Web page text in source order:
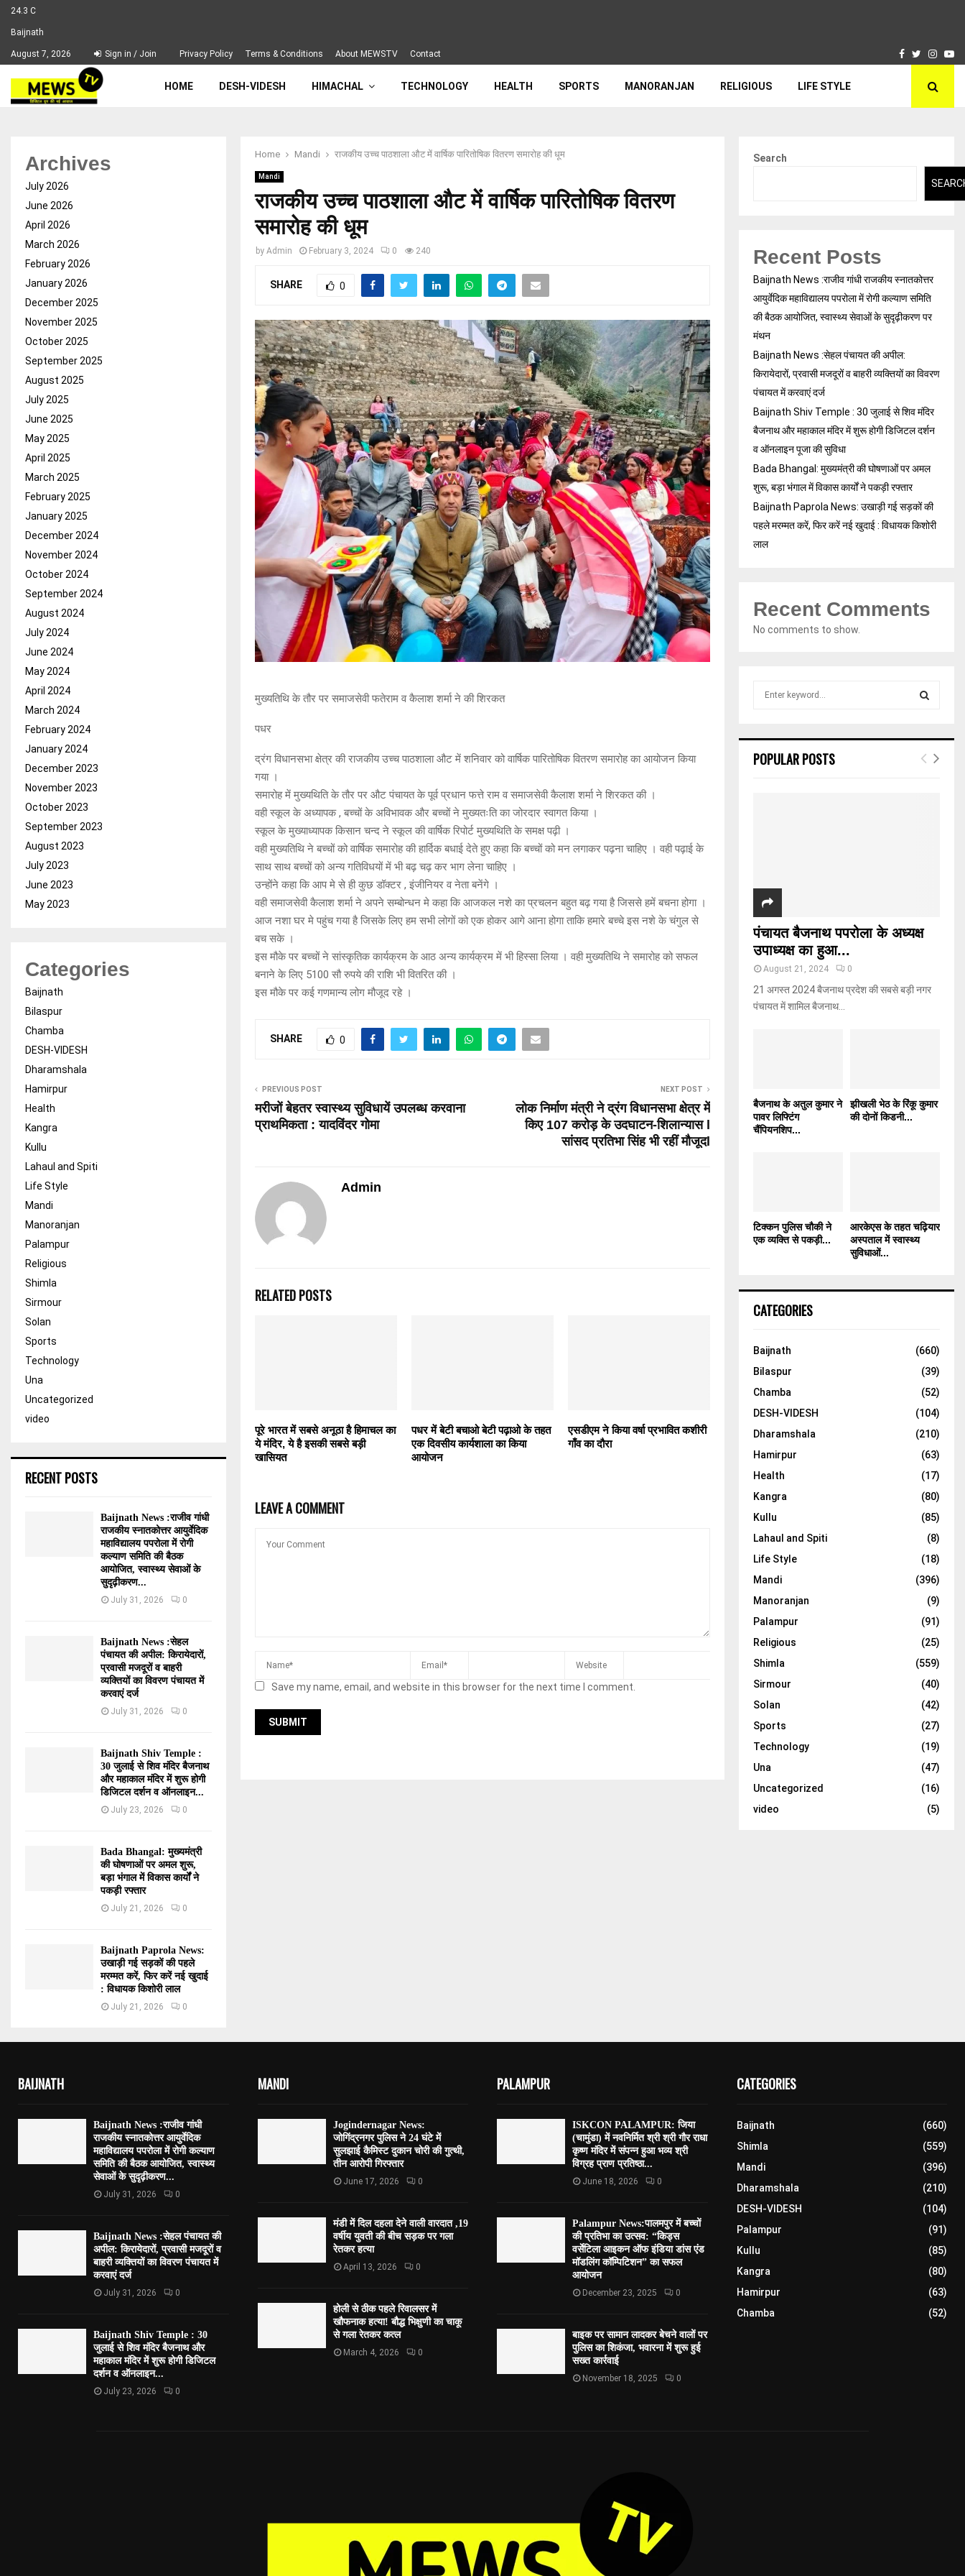
24.3 C
Baijnath
August 7, 2026 Sign in / Join Privacy Policy Terms & Conditions About MEWSTV Contact Facebook
Twitter
HOME DESH-VIDESH HIMACHAL TECHNOLOGY HEALTH SPORTS MANORANJAN RELIGIOUS LIFE STYLE
Home Mandi राजकीय उच्च पाठशाला औट में वार्षिक पारितोषिक वितरण समारोह की धूम
Mandi
राजकीय उच्च पाठशाला औट में वार्षिक पारितोषिक वितरण
समारोह की धूम
by Admin February 3, 2024 0 240
SHARE 0
मुख्यतिथि के तौर पर समाजसेवी फतेराम व कैलाश शर्मा ने की शिरकत
पधर
द्रंग विधानसभा क्षेत्र की राजकीय उच्च पाठशाला औट में शनिवार को वार्षिक पारितोषिक वितरण समारोह का आयोजन किया
गया ।
समारोह में मुख्यथिति के तौर पर औट पंचायत के पूर्व प्रधान फत्ते राम व समाजसेवी कैलाश शर्मा ने शिरकत की ।
वही स्कूल के अध्यापक , बच्चों के अविभावक और बच्चों ने मुख्यतःति का जोरदार स्वागत किया ।
स्कूल के मुख्याध्यापक किसान चन्द ने स्कूल की वार्षिक रिपोर्ट मुख्यथिति के समक्ष पढ़ी ।
वही मुख्यतिथि ने बच्चों को वार्षिक समारोह की हार्दिक बधाई देते हुए कहा कि बच्चों को मन लगाकर पढ़ना चाहिए । वही पढ़ाई के
साथ साथ बच्चों को अन्य गतिविधयों में भी बढ़ चढ़ कर भाग लेना चाहिए ।
उन्होंने कहा कि आप मे से ही कुछ डॉक्टर , इंजीनियर व नेता बनेंगे ।
वही समाजसेवी कैलाश शर्मा ने अपने सम्बोन्धन मे कहा कि आजकल नशे का प्रचलन बहुत बढ़ गया है जिससे हमें बचना होगा ।
आज नशा घर मे पहुंच गया है जिसके लिए हम सभी लोगों को एक होकर आगे आना होगा ताकि हमारे बच्चे इस नशे के चंगुल से
बच सके ।
इस मौके पर बच्चों ने सांस्कृतिक कार्यक्रम के आठ अन्य कार्यक्रम में भी हिस्सा लिया । वही मुख्यतिथि ने समारोह को सफल
बनाने के लिए 5100 सौ रुपये की राशि भी वितरित की ।
इस मौके पर कई गणमान्य लोग मौजूद रहे ।
SHARE 0
PREVIOUS POST
मरीजों बेहतर स्वास्थ्य सुविधायें उपलब्ध करवाना
प्राथमिकता : यादविंदर गोमा
NEXT POST
लोक निर्माण मंत्री ने द्रंग विधानसभा क्षेत्र में
किए 107 करोड़ के उदघाटन-शिलान्यास l
सांसद प्रतिभा सिंह भी रहीं मौजूदl
Admin
RELATED POSTS
पूरे भारत में सबसे अनूठा है हिमाचल का
ये मंदिर, ये है इसकी सबसे बड़ी
खासियत
पधर में बेटी बचाओ बेटी पढ़ाओ के तहत
एक दिवसीय कार्यशाला का किया
आयोजन
एसडीएम ने किया वर्षा प्रभावित कशीरी
गाँव का दौरा
LEAVE A COMMENT
Save my name, email, and website in this browser for the next time I comment.
Archives
July 2026
June 2026
April 2026
March 2026
February 2026
January 2026
December 2025
November 2025
October 2025
September 2025
August 2025
July 2025
June 2025
May 2025
April 2025
March 2025
February 2025
January 2025
December 2024
November 2024
October 2024
September 2024
August 2024
July 2024
June 2024
May 2024
April 2024
March 2024
February 2024
January 2024
December 2023
November 2023
October 2023
September 2023
August 2023
July 2023
June 2023
May 2023
Categories
Baijnath
Bilaspur
Chamba
DESH-VIDESH
Dharamshala
Hamirpur
Health
Kangra
Kullu
Lahaul and Spiti
Life Style
Mandi
Manoranjan
Palampur
Religious
Shimla
Sirmour
Solan
Sports
Technology
Una
Uncategorized
video
RECENT POSTS
Baijnath News :राजीव गांधी
राजकीय स्नातकोत्तर आयुर्वेदिक
महाविद्यालय पपरोला में रोगी
कल्याण समिति की बैठक
आयोजित, स्वास्थ्य सेवाओं के
सुदृढ़ीकरण...
July 31, 2026 0
Baijnath News :सेहल
पंचायत की अपील: किरायेदारों,
प्रवासी मजदूरों व बाहरी
व्यक्तियों का विवरण पंचायत में
करवाएं दर्ज
July 31, 2026 0
Baijnath Shiv Temple :
30 जुलाई से शिव मंदिर बैजनाथ
और महाकाल मंदिर में शुरू होगी
डिजिटल दर्शन व ऑनलाइन...
July 23, 2026 0
Bada Bhangal: मुख्यमंत्री
की घोषणाओं पर अमल शुरू,
बड़ा भंगाल में विकास कार्यों ने
पकड़ी रफ्तार
July 21, 2026 0
Baijnath Paprola News:
उखाड़ी गई सड़कों की पहले
मरम्मत करें, फिर करें नई खुदाई
: विधायक किशोरी लाल
July 21, 2026 0
Search
Recent Posts
Baijnath News :राजीव गांधी राजकीय स्नातकोत्तर
आयुर्वेदिक महाविद्यालय पपरोला में रोगी कल्याण समिति
की बैठक आयोजित, स्वास्थ्य सेवाओं के सुदृढ़ीकरण पर
मंथन
Baijnath News :सेहल पंचायत की अपील:
किरायेदारों, प्रवासी मजदूरों व बाहरी व्यक्तियों का विवरण
पंचायत में करवाएं दर्ज
Baijnath Shiv Temple : 30 जुलाई से शिव मंदिर
बैजनाथ और महाकाल मंदिर में शुरू होगी डिजिटल दर्शन
व ऑनलाइन पूजा की सुविधा
Bada Bhangal: मुख्यमंत्री की घोषणाओं पर अमल
शुरू, बड़ा भंगाल में विकास कार्यों ने पकड़ी रफ्तार
Baijnath Paprola News: उखाड़ी गई सड़कों की
पहले मरम्मत करें, फिर करें नई खुदाई : विधायक किशोरी
लाल
Recent Comments
No comments to show.
h
E
POPULAR POSTS
पंचायत बैजनाथ पपरोला के अध्यक्ष
उपाध्यक्ष का हुआ...
August 21, 2024 0
21 अगस्त 2024 बैजनाथ प्रदेश की सबसे बड़ी नगर
पंचायत में शामिल बैजनाथ...
बैजनाथ के अतुल कुमार ने
पावर लिफ्टिंग
चैंपियनशिप...
झीखली भेठ के रिंकू कुमार
की दोनों किडनी...
टिक्कन पुलिस चौकी ने
एक व्यक्ति से पकड़ी...
आरकेएस के तहत चढ़ियार
अस्पताल में स्वास्थ्य
सुविधाओं...
CATEGORIES
Baijnath
(660)
Bilaspur
(39)
Chamba
(52)
DESH-VIDESH
(104)
Dharamshala
(210)
Hamirpur
(63)
Health
(17)
Kangra
(80)
Kullu
(85)
Lahaul and Spiti
(8)
Life Style
(18)
Mandi
(396)
Manoranjan
(9)
Palampur
(91)
Religious
(25)
Shimla
(559)
Sirmour
(40)
Solan
(42)
Sports
(27)
Technology
(19)
Una
(47)
Uncategorized
(16)
video
(5)
BAIJNATH
Baijnath News :राजीव गांधी
राजकीय स्नातकोत्तर आयुर्वेदिक
महाविद्यालय पपरोला में रोगी कल्याण
समिति की बैठक आयोजित, स्वास्थ्य
सेवाओं के सुदृढ़ीकरण...
July 31, 2026 0
Baijnath News :सेहल पंचायत की
अपील: किरायेदारों, प्रवासी मजदूरों व
बाहरी व्यक्तियों का विवरण पंचायत में
करवाएं दर्ज
July 31, 2026 0
Baijnath Shiv Temple : 30
जुलाई से शिव मंदिर बैजनाथ और
महाकाल मंदिर में शुरू होगी डिजिटल
दर्शन व ऑनलाइन...
July 23, 2026 0
MANDI
Jogindernagar News:
जोगिंद्रनगर पुलिस ने 24 घंटे में
सुलझाई कैमिस्ट दुकान चोरी की गुत्थी,
तीन आरोपी गिरफ्तार
June 17, 2026 0
मंडी में दिल दहला देने वाली वारदात ,19
वर्षीय युवती की बीच सड़क पर गला
रेतकर हत्या
April 13, 2026 0
होली से ठीक पहले रिवालसर में
खौफनाक हत्या! बौद्ध भिक्षुणी का चाकू
से गला रेतकर कत्ल
March 4, 2026 0
PALAMPUR
ISKCON PALAMPUR: जिया
(चामुंडा) में नवनिर्मित श्री श्री गौर राधा
कृष्ण मंदिर में संपन्न हुआ भव्य श्री
विग्रह प्राण प्रतिष्ठा...
June 18, 2026 0
Palampur News:पालमपुर में बच्चों
की प्रतिभा का उत्सव: “किड्स
वर्सेटिला आइकन ऑफ इंडिया डांस एंड
मॉडलिंग कॉम्पिटिशन” का सफल
आयोजन
December 23, 2025 0
बाइक पर सामान लादकर बेचने वालों पर
पुलिस का शिकंजा, भवारना में शुरू हुई
सख्त कार्रवाई
November 18, 2025 0
CATEGORIES
Baijnath
(660)
Shimla
(559)
Mandi
(396)
Dharamshala
(210)
DESH-VIDESH
(104)
Palampur
(91)
Kullu
(85)
Kangra
(80)
Hamirpur
(63)
Chamba
(52)